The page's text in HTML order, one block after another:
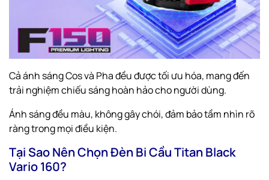
Cả ánh sáng Cos và Pha đều được tối ưu hóa, mang đến
trải nghiệm chiếu sáng hoàn hảo cho người dùng.
Ánh sáng đều màu, không gây chói, đảm bảo tầm nhìn rõ
ràng trong mọi điều kiện.
Tại Sao Nên Chọn Đèn Bi Cầu Titan Black
Vario 160?